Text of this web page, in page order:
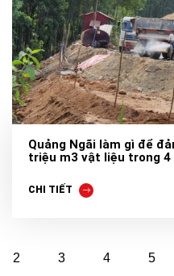
Quảng Ngãi làm gì để
triệu m3 vật liệu trong 4
CHI TIẾT
2 3 4 5